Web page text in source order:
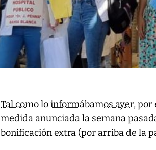
Tal como lo informábamos ayer,
medida anunciada la semana
bonificación extra (por arriba de la